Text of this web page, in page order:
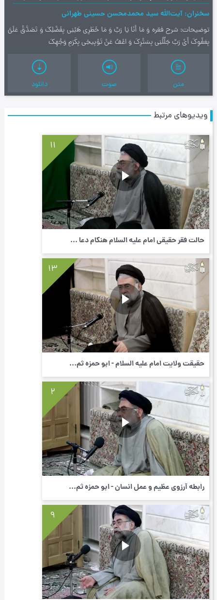
سخنران آیت‌اللَه سید محمدمحسن حسینی طهرانی
توضیحات شرح فقره وَ مَا أَنَا یَا رَبِّ وَ مَا خَطَرِی هَبْنِی بِفَضْلِکَ وَ تَصَدَّقْ عَلَیَّ
بِعَفْوِکَ أَیْ رَبِّ جَلِّلْنِی بِسَتْرِکَ وَ اعْفُ عَنْ تَوْبِیخِی بِکَرَمِ وَجْهِکَ
متن صوت دانلود
ویدیوهای مرتبط
11
حالت فقر حقیقی امام علیه السلام هنگام دعا ...
13
حقیقت ولایت امام علیه السلام - ابو حمزه ثم...
2
رابطه آرزوی عظیم و عمل انسان - ابو حمزه ثم...
9